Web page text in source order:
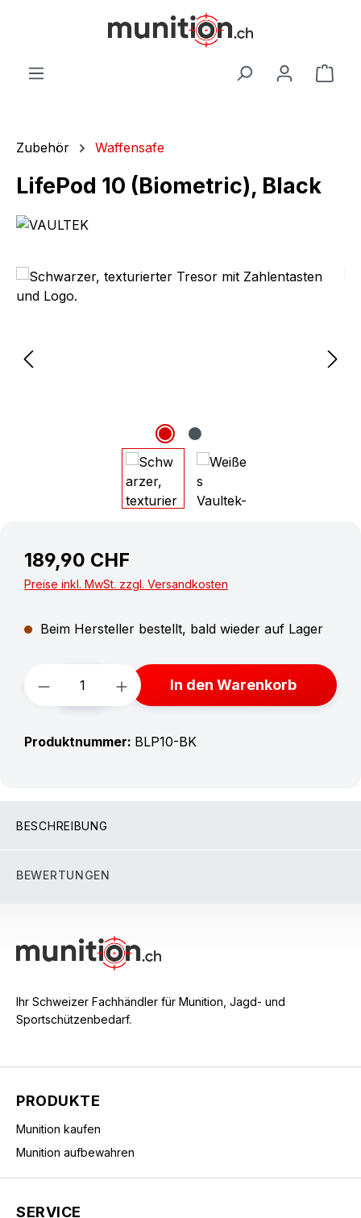
Zubehör Waffensafe
LifePod 10 (Biometric), Black
Bildergalerie überspringen
189,90 CHF
Preise inkl. MwSt. zzgl. Versandkosten
Beim Hersteller bestellt, bald wieder auf Lager
Produkt Anzahl: Gib den
In den Warenkorb
Produktnummer: BLP10-BK
BESCHREIBUNG
BEWERTUNGEN
Ihr Schweizer Fachhändler für Munition, Jagd- und
Sportschützenbedarf.
PRODUKTE
Munition kaufen
Munition aufbewahren
SERVICE